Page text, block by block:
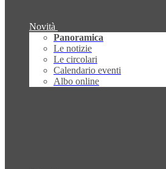
Novità
Panoramica
Le notizie
Le circolari
Calendario eventi
Albo online